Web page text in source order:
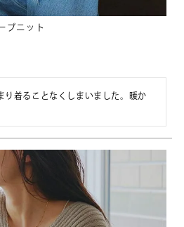
ブニット
り着ることなくしまいました。暖か